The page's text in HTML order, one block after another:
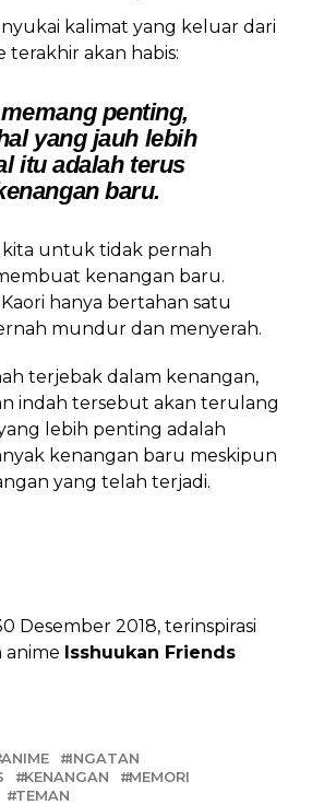
kalimat yang keluar dari
terakhir akan habis:
penting,
yang jauh lebih
itu adalah terus
baru.
untuk tidak pernah
kenangan baru.
hanya bertahan satu
mundur dan menyerah.
terjebak dalam kenangan,
indah tersebut akan terulang
lebih penting adalah
kenangan baru meskipun
yang telah terjadi.
Desember 2018, terinspirasi
Isshuukan Friends
ANIME
INGATAN
KENANGAN
MEMORI
TEMAN